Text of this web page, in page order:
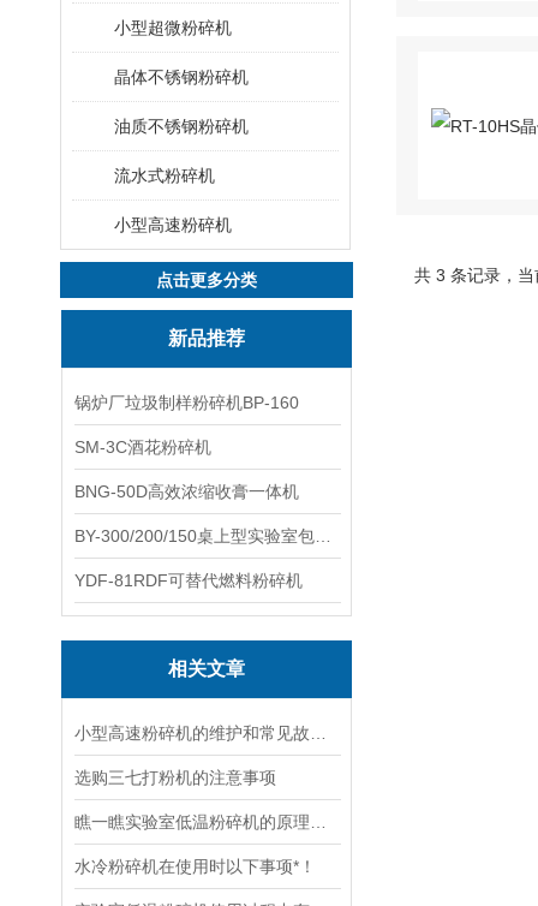
小型超微粉碎机
晶体不锈钢粉碎机
油质不锈钢粉碎机
流水式粉碎机
小型高速粉碎机
点击更多分类
新品推荐
锅炉厂垃圾制样粉碎机BP-160
SM-3C酒花粉碎机
BNG-50D高效浓缩收膏一体机
YDF-81RDF可替代燃料粉碎机
相关文章
选购三七打粉机的注意事项
水冷粉碎机在使用时以下事项*！
共 3 条记录，